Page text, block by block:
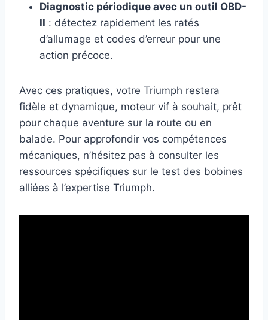
Diagnostic périodique avec un outil OBD-
II : détectez rapidement les ratés
d’allumage et codes d’erreur pour une
action précoce.
Avec ces pratiques, votre Triumph restera
fidèle et dynamique, moteur vif à souhait, prêt
pour chaque aventure sur la route ou en
balade. Pour approfondir vos compétences
mécaniques, n’hésitez pas à consulter les
ressources spécifiques sur le test des bobines
alliées à l’expertise Triumph.